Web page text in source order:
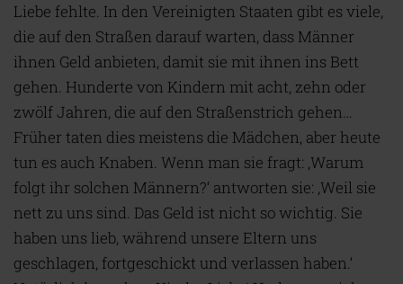
Liebe fehlte. In den Vereinigten Staaten gibt es viele,
die auf den Straßen darauf warten, dass Männer
ihnen Geld anbieten, damit sie mit ihnen ins Bett
gehen. Hunderte von Kindern mit acht, zehn oder
zwölf Jahren, die auf den Straßenstrich gehen…
Früher taten dies meistens die Mädchen, aber heute
tun es auch Knaben. Wenn man sie fragt: ‚Warum
folgt ihr solchen Männern?‘ antworten sie: ‚Weil sie
nett zu uns sind. Das Geld ist nicht so wichtig. Sie
haben uns lieb, während unsere Eltern uns
geschlagen, fortgeschickt und verlassen haben.‘